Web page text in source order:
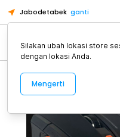
Jabodetabek ganti
Alat Kopi
Silakan ubah lokasi store
dengan lokasi Anda.
Mengerti